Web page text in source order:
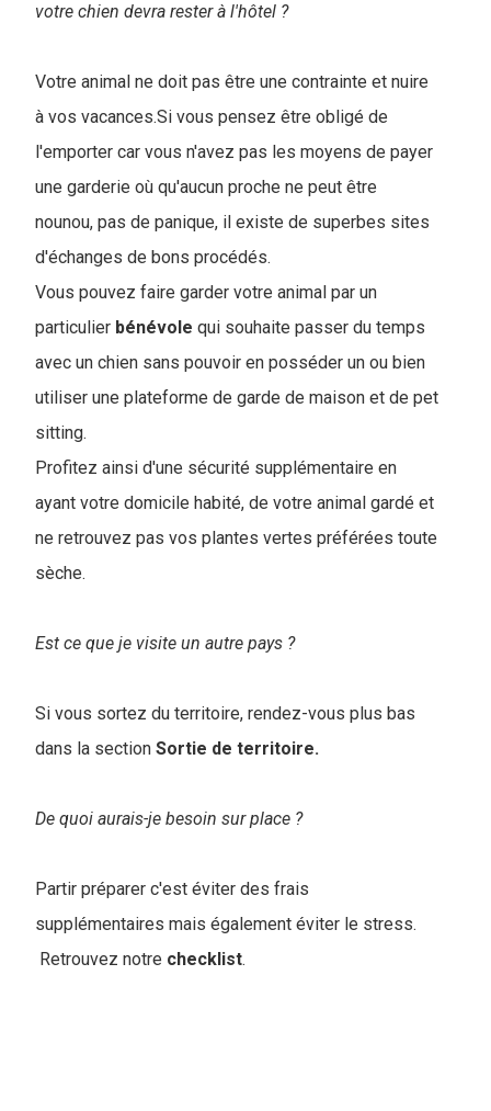
votre chien devra rester à l'hôtel ?
Votre animal ne doit pas être une contrainte et nuire
à vos vacances.Si vous pensez être obligé de
l'emporter car vous n'avez pas les moyens de payer
une garderie où qu'aucun proche ne peut être
nounou, pas de panique, il existe de superbes sites
d'échanges de bons procédés.
Vous pouvez faire garder votre animal par un
particulier bénévole qui souhaite passer du temps
avec un chien sans pouvoir en posséder un ou bien
utiliser une plateforme de garde de maison et de pet
sitting.
Profitez ainsi d'une sécurité supplémentaire en
ayant votre domicile habité, de votre animal gardé et
ne retrouvez pas vos plantes vertes préférées toute
sèche.
Est ce que je visite un autre pays ?
Si vous sortez du territoire, rendez-vous plus bas
dans la section Sortie de territoire.
De quoi aurais-je besoin sur place ?
Partir préparer c'est éviter des frais
supplémentaires mais également éviter le stress.
Retrouvez notre checklist.